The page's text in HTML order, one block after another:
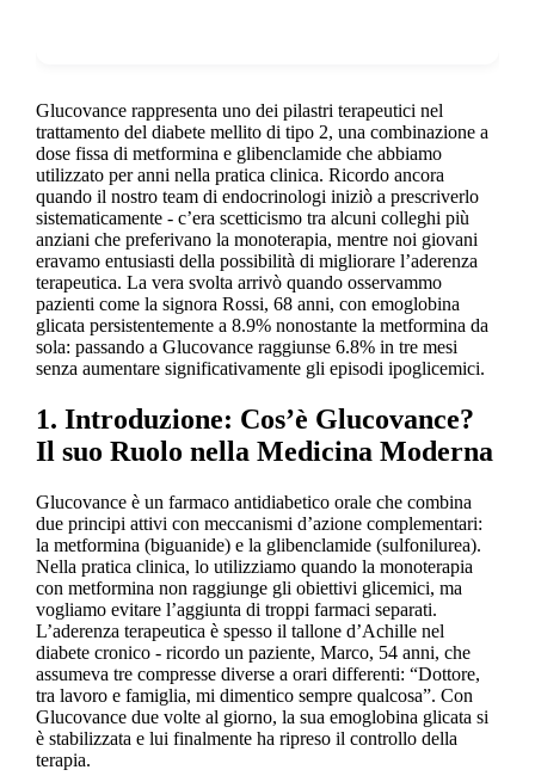
Glucovance rappresenta uno dei pilastri terapeutici nel
trattamento del diabete mellito di tipo 2, una combinazione a
dose fissa di metformina e glibenclamide che abbiamo
utilizzato per anni nella pratica clinica. Ricordo ancora
quando il nostro team di endocrinologi iniziò a prescriverlo
sistematicamente - c’era scetticismo tra alcuni colleghi più
anziani che preferivano la monoterapia, mentre noi giovani
eravamo entusiasti della possibilità di migliorare l’aderenza
terapeutica. La vera svolta arrivò quando osservammo
pazienti come la signora Rossi, 68 anni, con emoglobina
glicata persistentemente a 8.9% nonostante la metformina da
sola: passando a Glucovance raggiunse 6.8% in tre mesi
senza aumentare significativamente gli episodi ipoglicemici.
1. Introduzione: Cos’è Glucovance?
Il suo Ruolo nella Medicina Moderna
Glucovance è un farmaco antidiabetico orale che combina
due principi attivi con meccanismi d’azione complementari:
la metformina (biguanide) e la glibenclamide (sulfonilurea).
Nella pratica clinica, lo utilizziamo quando la monoterapia
con metformina non raggiunge gli obiettivi glicemici, ma
vogliamo evitare l’aggiunta di troppi farmaci separati.
L’aderenza terapeutica è spesso il tallone d’Achille nel
diabete cronico - ricordo un paziente, Marco, 54 anni, che
assumeva tre compresse diverse a orari differenti: “Dottore,
tra lavoro e famiglia, mi dimentico sempre qualcosa”. Con
Glucovance due volte al giorno, la sua emoglobina glicata si
è stabilizzata e lui finalmente ha ripreso il controllo della
terapia.